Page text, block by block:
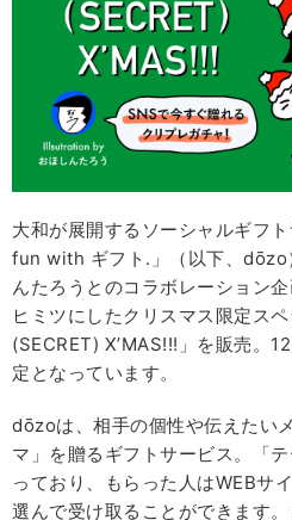
大和が展開するソーシャルギフ
fun with ギフト.」（以下、dōzo
んたろうとのコラボレーション
ヒミツにしたクリスマス限定ス
(SECRET) X’MAS!!!」を販売。
定となっています。
dōzoは、相手の個性や伝えたい
マ」を贈るギフトサービス。「
っており、もらった人はWEBサ
選んで受け取ることができます